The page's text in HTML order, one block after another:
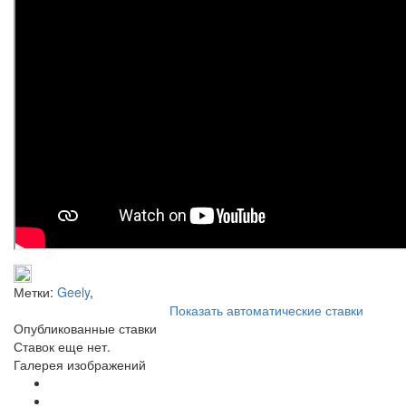
Метки: Geely,
Показать автоматические ставки
Опубликованные ставки
Ставок еще нет.
Галерея изображений